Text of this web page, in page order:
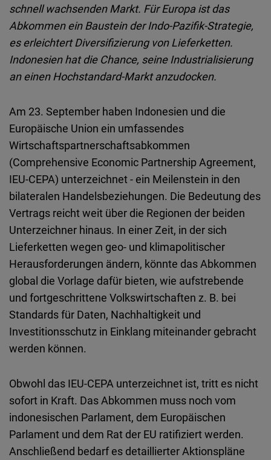
schnell wachsenden Markt. Für Europa ist das
Abkommen ein Baustein derIndo‑Pazifik‑Strategie,
es erleichtert Diversifizierung von Lieferketten.
Indonesien hat die Chance, seine Industrialisierung
an einenHochstandard‑Marktanzudocken.
Am 23. September haben Indonesien und die
Europäische Union ein umfassendes
Wirtschaftspartnerschaftsabkommen
(Comprehensive Economic Partnership Agreement,
IEU-CEPA) unterzeichnet - ein Meilenstein in den
bilateralen Handelsbeziehungen. Die Bedeutung des
Vertrags reicht weit über die Regionen der beiden
Unterzeichner hinaus. In einer Zeit, in der sich
Lieferketten wegen geo- und klimapolitischer
Herausforderungen ändern, könnte das Abkommen
global die Vorlage dafür bieten, wie aufstrebende
und fortgeschrittene Volkswirtschaften z. B. bei
Standards für Daten, Nachhaltigkeit und
Investitionsschutz in Einklang miteinander gebracht
werden können.
Obwohl das IEU‑CEPA unterzeichnet ist, tritt es nicht
sofort in Kraft. Das Abkommen muss noch vom
indonesischen Parlament, dem Europäischen
Parlament und dem Rat der EU ratifiziert werden.
Anschließend bedarf es detaillierter Aktionspläne
Newsletter2go
Embed
Podigee
D.Vinci
Embed
Typeform
Embed